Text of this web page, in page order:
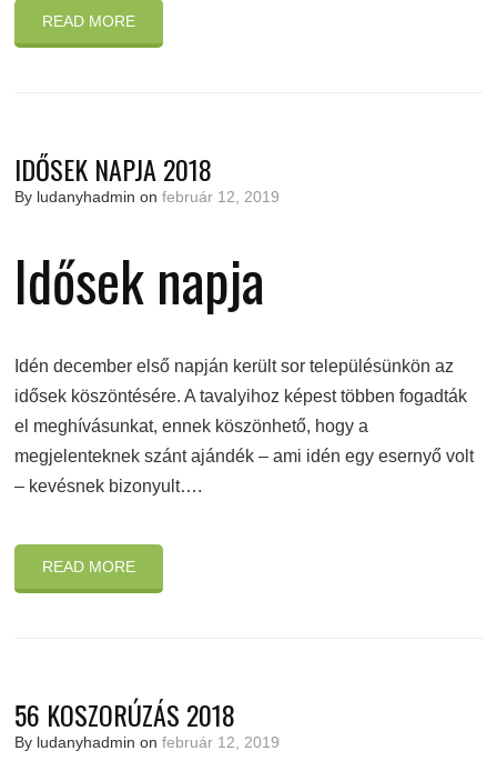
READ MORE
IDŐSEK NAPJA 2018
By ludanyhadmin onfebruár 12, 2019
Idősek napja
Idén december első napján került sor településünkön az
idősek köszöntésére. A tavalyihoz képest többen fogadták
el meghívásunkat, ennek köszönhető, hogy a
megjelenteknek szánt ajándék – ami idén egy esernyő volt
– kevésnek bizonyult….
READ MORE
56 KOSZORÚZÁS 2018
By ludanyhadmin onfebruár 12, 2019